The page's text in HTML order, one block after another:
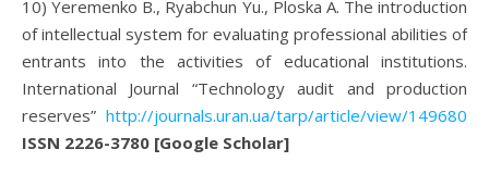
10) Yeremenko B., Ryabchun Yu., Ploska A. The introduction
of intellectual system for evaluating professional abilities of
entrants into the activities of educational institutions.
International Journal “Technology audit and production
reserves” http://journals.uran.ua/tarp/article/view/149680
ISSN 2226-3780 [Google Scholar]